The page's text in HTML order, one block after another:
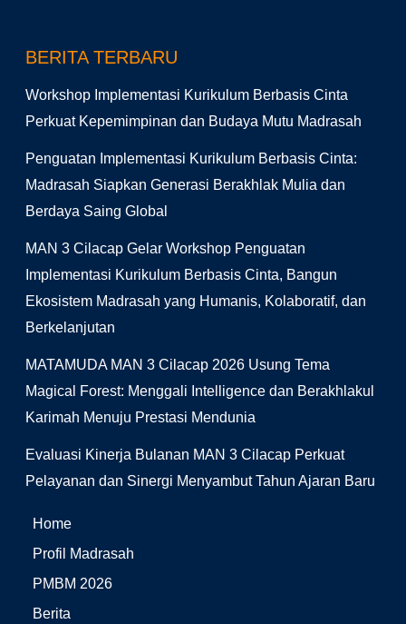
BERITA TERBARU
Workshop Implementasi Kurikulum Berbasis Cinta
Perkuat Kepemimpinan dan Budaya Mutu Madrasah
Penguatan Implementasi Kurikulum Berbasis Cinta:
Madrasah Siapkan Generasi Berakhlak Mulia dan
Berdaya Saing Global
MAN 3 Cilacap Gelar Workshop Penguatan
Implementasi Kurikulum Berbasis Cinta, Bangun
Ekosistem Madrasah yang Humanis, Kolaboratif, dan
Berkelanjutan
MATAMUDA MAN 3 Cilacap 2026 Usung Tema
Magical Forest: Menggali Intelligence dan Berakhlakul
Karimah Menuju Prestasi Mendunia
Evaluasi Kinerja Bulanan MAN 3 Cilacap Perkuat
Pelayanan dan Sinergi Menyambut Tahun Ajaran Baru
Home
Profil Madrasah
PMBM 2026
Berita